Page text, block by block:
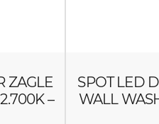
ZAGLE
–
SPOT LED
WALL